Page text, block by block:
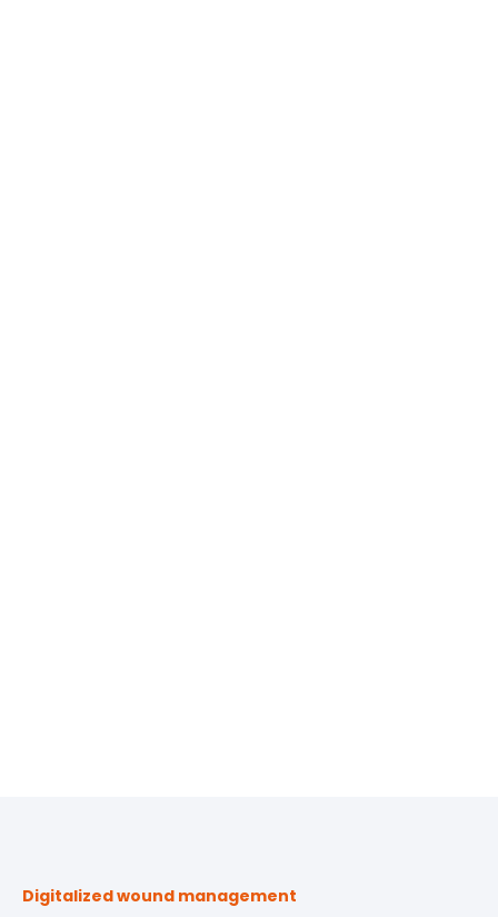
Digitalized wound management